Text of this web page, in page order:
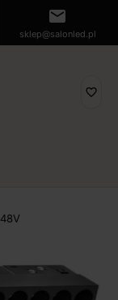
mail
sklep@salonled.pl
favorite_border